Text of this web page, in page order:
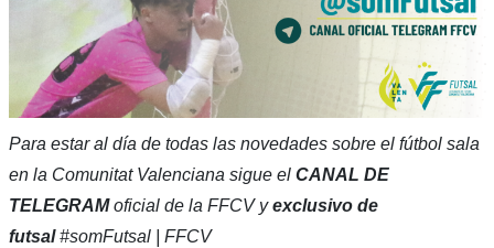
Para estar al día de todas las novedades sobre el fútbol sala
en la Comunitat Valenciana sigue el CANAL DE
TELEGRAMoficial de la FFCV yexclusivo de
futsal#somFutsal | FFCV